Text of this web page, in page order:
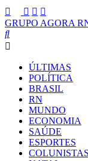
GRUPO AGORA
ÚLTIMAS
POLÍTICA
BRASIL
RN
MUNDO
ECONOMIA
SAÚDE
ESPORTES
COLUNISTAS